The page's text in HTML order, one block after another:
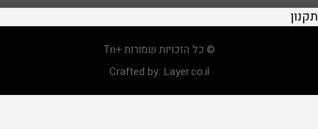
תקנון
© כל הזכויות שמורות +Tri
Crafted by: Layer.co.il